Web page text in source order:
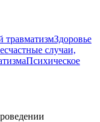
травматизмЗдоровье
случаи,
Психическое